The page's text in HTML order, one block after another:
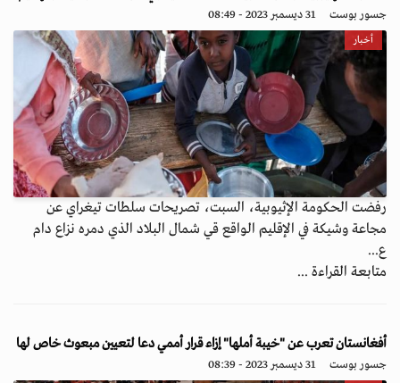
جسور بوست 31 ديسمبر 2023 - 08:49
أخبار
رفضت الحكومة الإثيوبية، السبت، تصريحات سلطات تيغراي عن
مجاعة وشيكة في الإقليم الواقع قي شمال البلاد الذي دمره نزاع دام
ع...
متابعة القراءة ...
أفغانستان تعرب عن "خيبة أملها" إزاء قرار أممي دعا لتعيين مبعوث خاص لها
جسور بوست 31 ديسمبر 2023 - 08:39